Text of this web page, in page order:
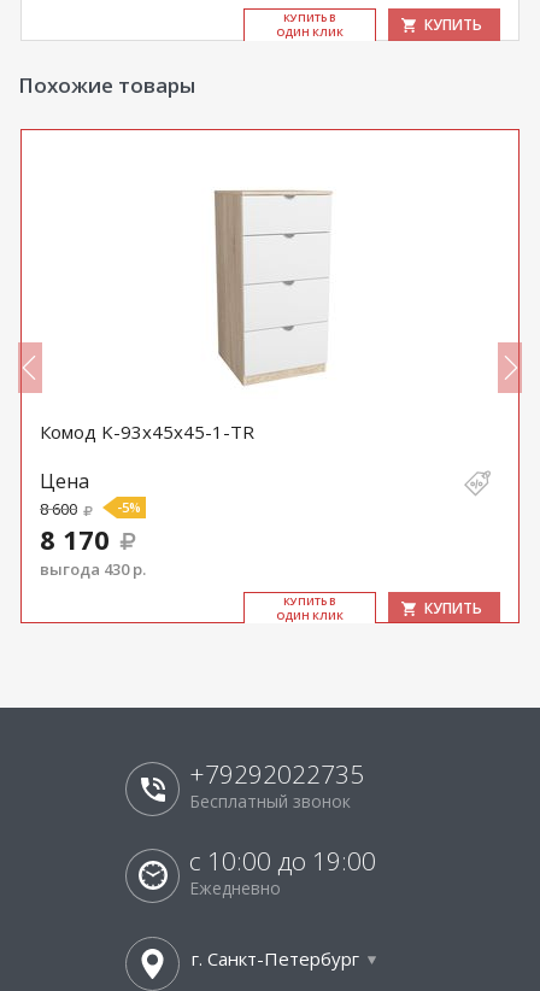
КУ­ПИТЬ В
ОДИН КЛИК
КУПИТЬ
Похожие товары
Комод K-93x45x45-1-TR
Цена
8 600 -5%
8 170
выгода 430 р.
КУ­ПИТЬ В
ОДИН КЛИК
КУПИТЬ
+79292022735
Бесплатный звонок
с 10:00 до 19:00
Ежедневно
г. Санкт-Петербург